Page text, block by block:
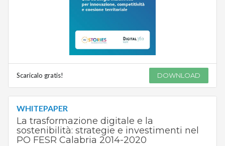
Scaricalo gratis! DOWNLOAD
WHITEPAPER
La trasformazione digitale e la
sostenibilità: strategie e investimenti nel
PO FESR Calabria 2014-2020